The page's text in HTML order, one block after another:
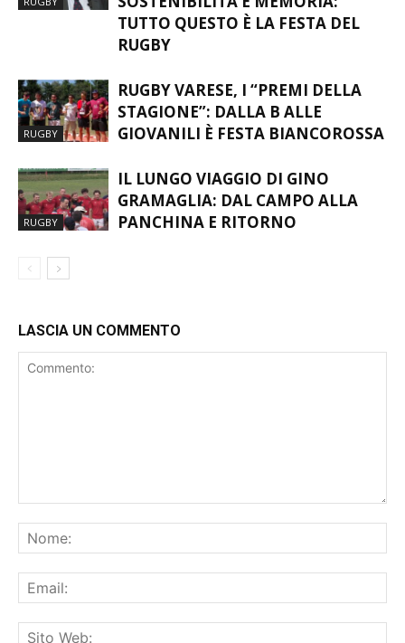
TUTTO QUESTO È LA FESTA DEL
RUGBY
RUGBY
RUGBY VARESE, I “PREMI DELLA
STAGIONE”: DALLA B ALLE
GIOVANILI È FESTA BIANCOROSSA
RUGBY
IL LUNGO VIAGGIO DI GINO
GRAMAGLIA: DAL CAMPO ALLA
PANCHINA E RITORNO
LASCIA UN COMMENTO